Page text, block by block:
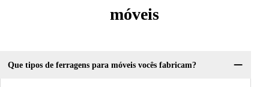
móveis
Que tipos de ferragens para móveis vocês fabricam?